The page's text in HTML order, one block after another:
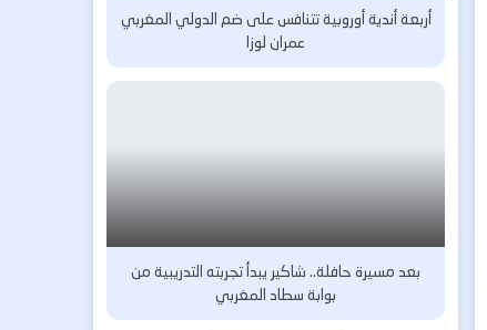
أربعة أندية أوروبية تتنافس على ضم الدولي المغربي
عمران لوزا
بعد مسيرة حافلة.. شاكير يبدأ تجربته التدريبية من
بوابة سطاد المغربي